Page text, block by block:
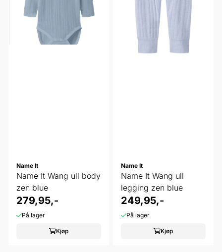
Name It
Name It Wang ull body
zen blue
279,95,-
På lager
Kjøp
Name It
Name It Wang ull
legging zen blue
249,95,-
På lager
Kjøp